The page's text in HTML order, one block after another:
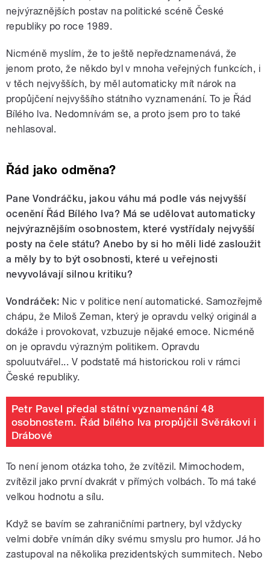
nejvýraznějších postav na politické scéně České
republiky po roce 1989.
Nicméně myslím, že to ještě nepředznamenává, že
jenom proto, že někdo byl v mnoha veřejných funkcích, i
v těch nejvyšších, by měl automaticky mít nárok na
propůjčení nejvyššího státního vyznamenání. To je Řád
Bílého lva. Nedomnívám se, a proto jsem pro to také
nehlasoval.
Řád jako odměna?
Pane Vondráčku, jakou váhu má podle vás nejvyšší
ocenění Řád Bílého lva? Má se udělovat automaticky
nejvýraznějším osobnostem, které vystřídaly nejvyšší
posty na čele státu? Anebo by si ho měli lidé zasloužit
a měly by to být osobnosti, které u veřejnosti
nevyvolávají silnou kritiku?
Vondráček: Nic v politice není automatické. Samozřejmě
chápu, že Miloš Zeman, který je opravdu velký originál a
dokáže i provokovat, vzbuzuje nějaké emoce. Nicméně
on je opravdu výrazným politikem. Opravdu
spoluutvářel... V podstatě má historickou roli v rámci
České republiky.
Petr Pavel předal státní vyznamenání 48
osobnostem. Řád bílého lva propůjčil Svěrákovi i
Drábové
To není jenom otázka toho, že zvítězil. Mimochodem,
zvítězil jako první dvakrát v přímých volbách. To má také
velkou hodnotu a sílu.
Když se bavím se zahraničními partnery, byl vždycky
velmi dobře vnímán díky svému smyslu pro humor. Já ho
zastupoval na několika prezidentských summitech. Nebo